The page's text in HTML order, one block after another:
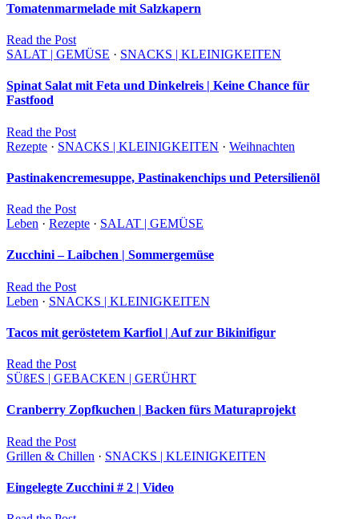
Tomatenmarmelade mit Salzkapern
Read the Post
SALAT | GEMÜSE · SNACKS | KLEINIGKEITEN
Spinat Salat mit Feta und Dinkelreis | Keine Chance für
Fastfood
Read the Post
Rezepte · SNACKS | KLEINIGKEITEN · Weihnachten
Pastinakencremesuppe, Pastinakenchips und Petersilienöl
Read the Post
Leben · Rezepte · SALAT | GEMÜSE
Zucchini – Laibchen | Sommergemüse
Read the Post
Leben · SNACKS | KLEINIGKEITEN
Tacos mit geröstetem Karfiol | Auf zur Bikinifigur
Read the Post
SÜßES | GEBACKEN | GERÜHRT
Cranberry Zopfkuchen | Backen fürs Maturaprojekt
Read the Post
Grillen & Chillen · SNACKS | KLEINIGKEITEN
Eingelegte Zucchini # 2 | Video